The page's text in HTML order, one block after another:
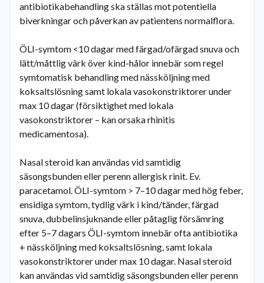
antibiotikabehandling ska ställas mot potentiella
biverkningar och påverkan av patientens normalflora.
ÖLI-symtom <10 dagar med färgad/ofärgad snuva och
lätt/måttlig värk över kind-hålor innebär som regel
symtomatisk behandling med nässköljning med
koksaltslösning samt lokala vasokonstriktorer under
max 10 dagar (försiktighet med lokala
vasokonstriktorer – kan orsaka rhinitis
medicamentosa).
Nasal steroid kan användas vid samtidig
säsongsbunden eller perenn allergisk rinit. Ev.
paracetamol. ÖLI-symtom > 7–10 dagar med hög feber,
ensidiga symtom, tydlig värk i kind/tänder, färgad
snuva, dubbelinsjuknande eller påtaglig försämring
efter 5–7 dagars ÖLI-symtom innebär ofta antibiotika
+ nässköljning med koksaltslösning, samt lokala
vasokonstriktorer under max 10 dagar. Nasal steroid
kan användas vid samtidig säsongsbunden eller perenn